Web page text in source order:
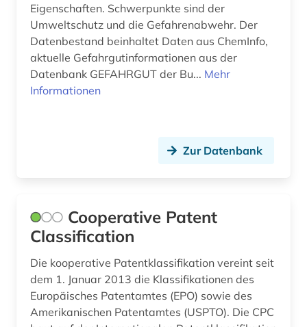
statistik (4)
statistikdaten (1)
statistische datenbank (1)
steuer (2)
umweltmanagement (1)
umweltschutz (1)
umwelttechnologie (1)
umweltwissenschaften (1)
umweltökonomie (1)
Eigenschaften. Schwerpunkte sind der
Umweltschutz und die Gefahrenabwehr. Der
Datenbestand beinhaltet Daten aus ChemInfo,
aktuelle Gefahrgutinformationen aus der
Datenbank GEFAHRGUT der Bu... Mehr
Informationen
Zur Datenbank
Cooperative Patent
Classification
Die kooperative Patentklassifikation vereint seit
dem 1. Januar 2013 die Klassifikationen des
Europäisches Patentamtes (EPO) sowie des
Amerikanischen Patentamtes (USPTO). Die CPC